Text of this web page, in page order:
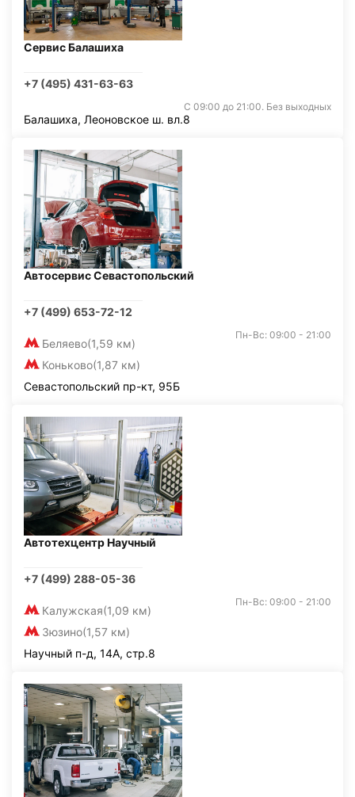
Сервис Балашиха
+7 (495) 431-63-63
С 09:00 до 21:00. Без выходных
Балашиха, Леоновское ш. вл.8
Автосервис Севастопольский
+7 (499) 653-72-12
Беляево(1,59 км)
Коньково(1,87 км)
Пн-Вс: 09:00 - 21:00
Севастопольский пр-кт, 95Б
Автотехцентр Научный
+7 (499) 288-05-36
Калужская(1,09 км)
Зюзино(1,57 км)
Пн-Вс: 09:00 - 21:00
Научный п-д, 14А, стр.8